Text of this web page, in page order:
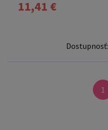
11,41 €
Dostupnosť:
1